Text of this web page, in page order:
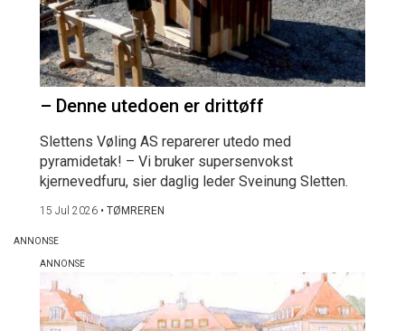
– Denne utedoen er drittøff
Slettens Vøling AS reparerer utedo med
pyramidetak! – Vi bruker supersenvokst
kjernevedfuru, sier daglig leder Sveinung Sletten.
15 Jul 2026 • TØMREREN